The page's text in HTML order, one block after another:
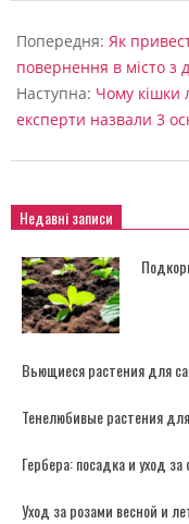
09-
04
Попередня: Як
повернення в місто з
Наступна: Чому кішки
експерти назвали 3
Недавні записи
Вьющиеся растения для
Тенелюбивые растения
Гербера: посадка и уход
Уход за розами весной и